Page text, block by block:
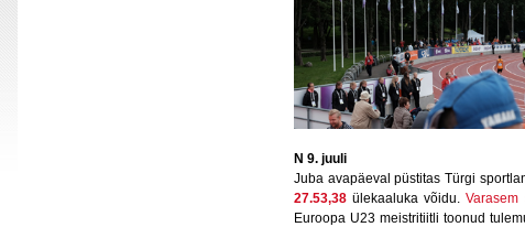
N 9. juuli
Juba avapäeval püstitas Türgi
27.53,38 ülekaaluka võidu.Varasem
Euroopa U23 meistritiitli toonud